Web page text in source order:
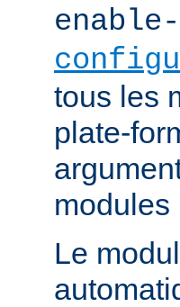
enable-
tous les
plate-
modules
Le